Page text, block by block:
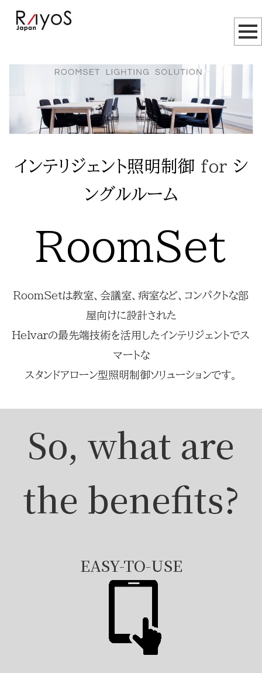
インテリジェント照明制御 for シ
ングルルーム
RoomSet
RoomSetは教室、会議室、病室など、コンパクトな部
屋向けに設計された
Helvarの最先端技術を活用したインテリジェントでス
マートな
スタンドアローン型照明制御ソリューションです。
So, what are
the benefits?
EASY-TO-USE